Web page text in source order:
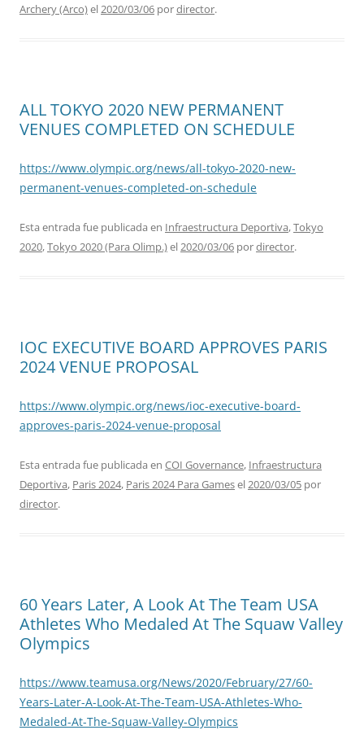
Archery (Arco)el2020/03/06 pordirector.
ALL TOKYO 2020 NEW PERMANENT
VENUES COMPLETED ON SCHEDULE
https://www.olympic.org/news/all-tokyo-2020-new-
permanent-venues-completed-on-schedule
Esta entrada fue publicada en Infraestructura Deportiva,Tokyo
2020,Tokyo 2020 (Para Olimp.)el2020/03/06 pordirector.
IOC EXECUTIVE BOARD APPROVES PARIS
2024 VENUE PROPOSAL
https://www.olympic.org/news/ioc-executive-board-
approves-paris-2024-venue-proposal
Esta entrada fue publicada en COI Governance, Infraestructura
Deportiva, Paris 2024, Paris 2024 Para Gamesel2020/03/05 por
director.
60 Years Later, A Look At The Team USA
Athletes Who Medaled At The Squaw Valley
Olympics
https://www.teamusa.org/News/2020/February/27/60-
Years-Later-A-Look-At-The-Team-USA-Athletes-Who-
Medaled-At-The-Squaw-Valley-Olympics